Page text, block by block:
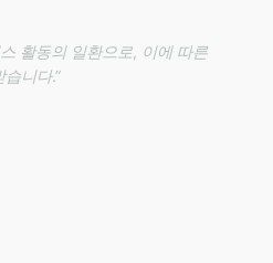
활동의 일환으로, 이에 따른
니다.”